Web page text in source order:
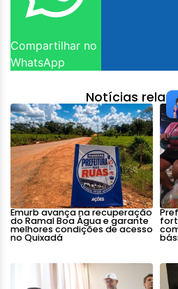
Compartilhar no
WhatsApp
Notícias
Emurb avança na recuperação
do Ramal Boa Água e garante
melhores condições de acesso
no Quixadá